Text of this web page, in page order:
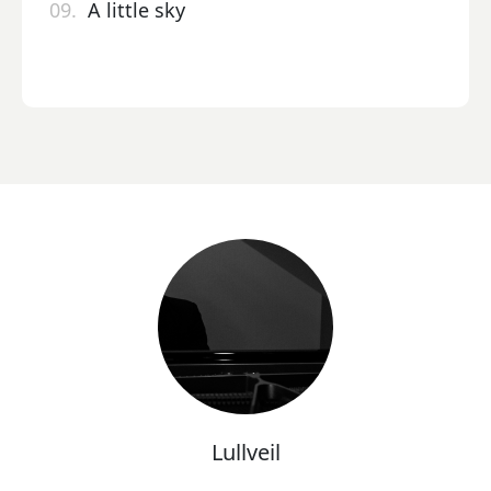
09. A little sky
Lullveil